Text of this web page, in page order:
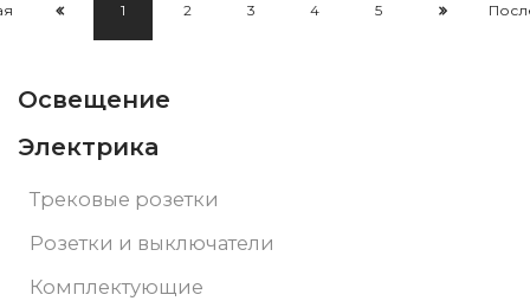
1 2 3 4 5
Освещение
Электрика
Трековые розетки
Розетки и выключатели
Комплектующие